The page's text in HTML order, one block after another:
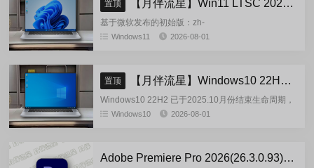
置顶 【月伴流星】Win11 LTSC 2024 完整+适量精简多合一安装版2026.08
基于微软发布的初始版：zh-
Windows11 2026-08-01
置顶 【月伴流星】Windows10 22H2 完整+适量精简多合一安装版2026.08
Windows10 22H2 已于2025.10月份结束生命周期，
官方已经停止技术支持，考虑到22H2尚有大量用
Windows10 2026-08-01
Adobe Premiere Pro 2026(26.3.0.93)-by7997 多语言轻量便携版